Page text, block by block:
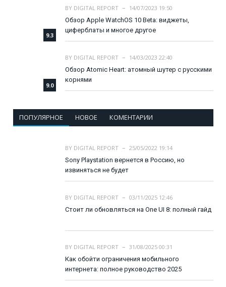
9.3
BY DIGITAL REPORT
14/07/2023 19:50
Обзор Apple WatchOS 10 Beta: виджеты,
циферблаты и многое другое
9.0
BY DIGITAL REPORT
14/03/2023 22:40
Обзор Atomic Heart: атомный шутер с русскими
корнями
ПОПУЛЯРНОЕ НОВОЕ КОМЕНТАРИИ
BY DIGITAL REPORT
25/05/2022 19:14
Sony Playstation вернется в Россию, но
извиняться не будет
BY DIGITAL REPORT
03/11/2025 12:46
Стоит ли обновляться на One UI 8: полный гайд
BY DIGITAL REPORT
31/08/2025 00:31
Как обойти ограничения мобильного
интернета: полное руководство 2025